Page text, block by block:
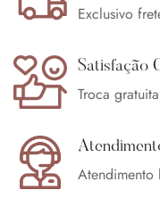
Exclusivo
Satisfação
Troca
Atendimento